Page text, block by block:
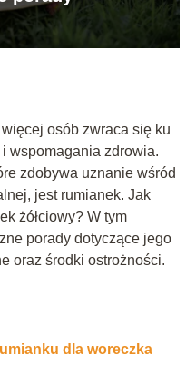
osób zwraca się ku
wspomagania zdrowia.
zdobywa uznanie wśród
jest rumianek. Jak
żółciowy? W tym
porady dotyczące jego
oraz środki ostrożności.
dla woreczka